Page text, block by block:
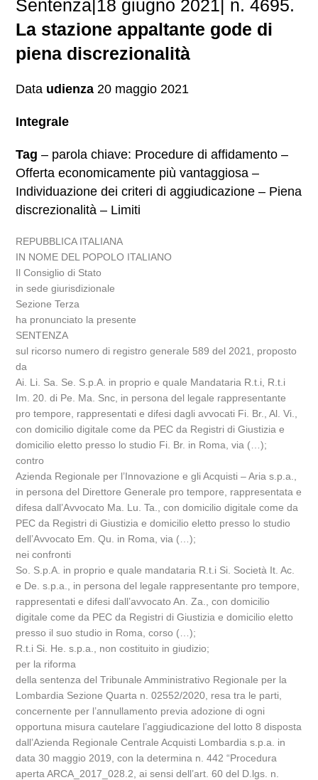
Sentenza|18 giugno 2021| n. 4695.
La stazione appaltante gode di
piena discrezionalità
Data udienza 20 maggio 2021
Integrale
Tag – parola chiave: Procedure di affidamento –
Offerta economicamente più vantaggiosa –
Individuazione dei criteri di aggiudicazione – Piena
discrezionalità – Limiti
REPUBBLICA ITALIANA
IN NOME DEL POPOLO ITALIANO
Il Consiglio di Stato
in sede giurisdizionale
Sezione Terza
ha pronunciato la presente
SENTENZA
sul ricorso numero di registro generale 589 del 2021, proposto
da
Ai. Li. Sa. Se. S.p.A. in proprio e quale Mandataria R.t.i, R.t.i
Im. 20. di Pe. Ma. Snc, in persona del legale rappresentante
pro tempore, rappresentati e difesi dagli avvocati Fi. Br., Al. Vi.,
con domicilio digitale come da PEC da Registri di Giustizia e
domicilio eletto presso lo studio Fi. Br. in Roma, via (…);
contro
Azienda Regionale per l’Innovazione e gli Acquisti – Aria s.p.a.,
in persona del Direttore Generale pro tempore, rappresentata e
difesa dall’Avvocato Ma. Lu. Ta., con domicilio digitale come da
PEC da Registri di Giustizia e domicilio eletto presso lo studio
dell’Avvocato Em. Qu. in Roma, via (…);
nei confronti
So. S.p.A. in proprio e quale mandataria R.t.i Si. Società It. Ac.
e De. s.p.a., in persona del legale rappresentante pro tempore,
rappresentati e difesi dall’avvocato An. Za., con domicilio
digitale come da PEC da Registri di Giustizia e domicilio eletto
presso il suo studio in Roma, corso (…);
R.t.i Si. He. s.p.a., non costituito in giudizio;
per la riforma
della sentenza del Tribunale Amministrativo Regionale per la
Lombardia Sezione Quarta n. 02552/2020, resa tra le parti,
concernente per l’annullamento previa adozione di ogni
opportuna misura cautelare l’aggiudicazione del lotto 8 disposta
dall’Azienda Regionale Centrale Acquisti Lombardia s.p.a. in
data 30 maggio 2019, con la determina n. 442 “Procedura
aperta ARCA_2017_028.2, ai sensi dell’art. 60 del D.lgs. n.